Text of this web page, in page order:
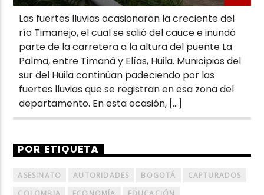
Las fuertes lluvias ocasionaron la creciente del
río Timanejo, el cual se salió del cauce e inundó
parte de la carretera a la altura del puente La
Palma, entre Timaná y Elías, Huila. Municipios del
sur del Huila continúan padeciendo por las
fuertes lluvias que se registran en esa zona del
departamento. En esta ocasión, […]
POR ETIQUETA
ASESINATO AUTORIDADES BOGOTÁ
CAPTURADOS